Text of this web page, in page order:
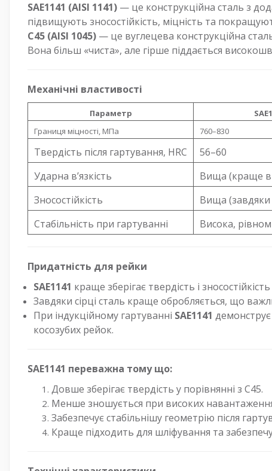
SAE1141 (AISI 1141) — це конструкційна сталь з
підвищують зносостійкість, міцність та
C45 (AISI 1045) — це вуглецева конструкційна
Вона більш «чиста», але гірше піддається
Механічні властивості
Параметр
Границя міцності, МПа
760–830
Твердість після гартування, HRC 56–60
Ударна в’язкість
Вища (краще
Зносостійкість
Вища
Стабільність при гартуванні
Висока,
Придатність для рейки
SAE1141 краще зберігає твердість і
Завдяки сірці сталь краще обробляється, що
При індукційному гартуванні SAE1141
косозубих рейок.
SAE1141 переважна тому що:
Довше зберігає твердість у порівнянні з C45.
Менше зношується при високих
Забезпечує стабільнішу геометрію після
Краще підходить для шліфування та